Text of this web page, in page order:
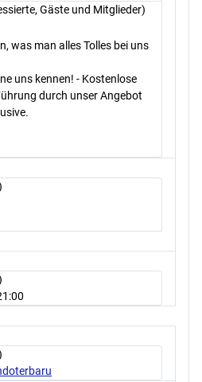
Gäste und Mitglieder)
was man alles Tolles bei uns
uns kennen! - Kostenlose
durch unser Angebot